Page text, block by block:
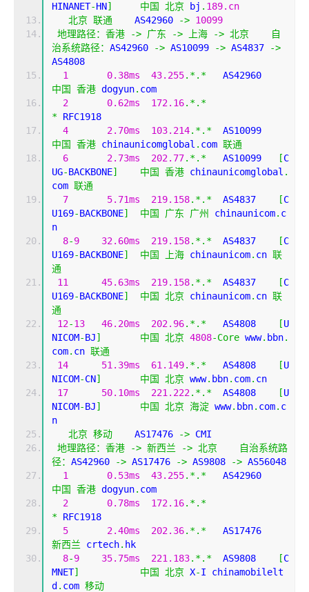
HINANET-HN] 中国 北京 bj . 189.cn
北京 联通
    AS42960
-> 10099
地理路径：香港
-> 广东 -> 上海 -> 北京
自
治系统路径： AS42960 -> AS10099 -> AS4837
->
AS4808
1
0.38ms 43.255.*.*
中国
香港 dogyun. com
2
0.62ms 172.16.*.*
* RFC1918
4
2.70ms 103.214.*.*
中国
香港 chinaunicomglobal . com 联通
6
2.73ms 202.77.*.*
   AS10099
[C
UG-BACKBONE] 中国 香港 chinaunicomglobal .
com 联通
7
5.71ms 219.158.*.*
  AS4837
[C
U169-BACKBONE] 中国 广东 广州 chinaunicom. c
n
8-9 32.60ms 219.158.*.*
  AS4837
[C
U169-BACKBONE] 中国 上海 chinaunicom. cn 联
通
11
45.63ms 219.158.*.*
  AS4837
[C
U169-BACKBONE] 中国 北京 chinaunicom. cn 联
通
12-13 46.20ms 202.96.*.*
   AS4808
[U
NICOM-BJ] 中国 北京 4808-Core www. bbn.
com. cn 联通
14
51.39ms 61.149.*.*
   AS4808
[U
NICOM-CN] 中国 北京 www. bbn. com. cn
17
50.10ms 221.222.*.*
  AS4808
[U
NICOM-BJ] 中国 北京 海淀 www. bbn. com. c
n
北京 移动
    AS17476
-> CMI
地理路径：香港
-> 新西兰 -> 北京
自治系统路
径： AS42960 -> AS17476 -> AS9808 ->
1
0.53ms 43.255.*.*
中国
香港 dogyun. com
2
0.78ms 172.16.*.*
* RFC1918
5
2.40ms 202.36.*.*
新西兰 crtech. hk
8-9 35.75ms 221.183.*.*
  AS9808
[C
MNET] 中国 北京 X-I chinamobilelt
d . com 移动